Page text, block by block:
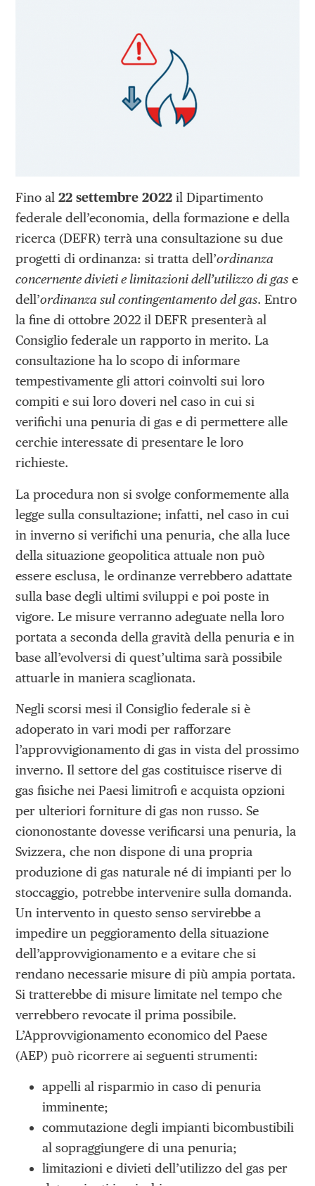
Fino al22 settembre 2022 il Dipartimento
federale dell’economia, della formazione e della
ricerca (DEFR) terrà una consultazione su due
progetti di ordinanza: si tratta dell’ordinanza
concernente divieti e limitazioni dell’utilizzo di gas e
dell’ordinanza sul contingentamento del gas. Entro
la fine di ottobre 2022 il DEFR presenterà al
Consiglio federale un rapporto in merito. La
consultazione ha lo scopo di informare
tempestivamente gli attori coinvolti sui loro
compiti e sui loro doveri nel caso in cui si
verifichi una penuria di gas e di permettere alle
cerchie interessate di presentare le loro
richieste.
La procedura non si svolge conformemente alla
legge sulla consultazione; infatti, nel caso in cui
in inverno si verifichi una penuria, che alla luce
della situazione geopolitica attuale non può
essere esclusa, le ordinanze verrebbero adattate
sulla base degli ultimi sviluppi e poi poste in
vigore. Le misure verranno adeguate nella loro
portata a seconda della gravità della penuria e in
base all’evolversi di quest’ultima sarà possibile
attuarle in maniera scaglionata.
Negli scorsi mesi il Consiglio federale si è
adoperato in vari modi per rafforzare
l’approvvigionamento di gas in vista del prossimo
inverno. Il settore del gas costituisce riserve di
gas fisiche nei Paesi limitrofi e acquista opzioni
per ulteriori forniture di gas non russo. Se
ciononostante dovesse verificarsi una penuria, la
Svizzera, che non dispone di una propria
produzione di gas naturale né di impianti per lo
stoccaggio, potrebbe intervenire sulla domanda.
Un intervento in questo senso servirebbe a
impedire un peggioramento della situazione
dell’approvvigionamento e a evitare che si
rendano necessarie misure di più ampia portata.
Si tratterebbe di misure limitate nel tempo che
verrebbero revocate il prima possibile.
L’Approvvigionamento economico del Paese
(AEP) può ricorrere ai seguenti strumenti:
appelli al risparmio in caso di penuria
imminente;
commutazione degli impianti bicombustibili
al sopraggiungere di una penuria;
limitazioni e divieti dell’utilizzo del gas per